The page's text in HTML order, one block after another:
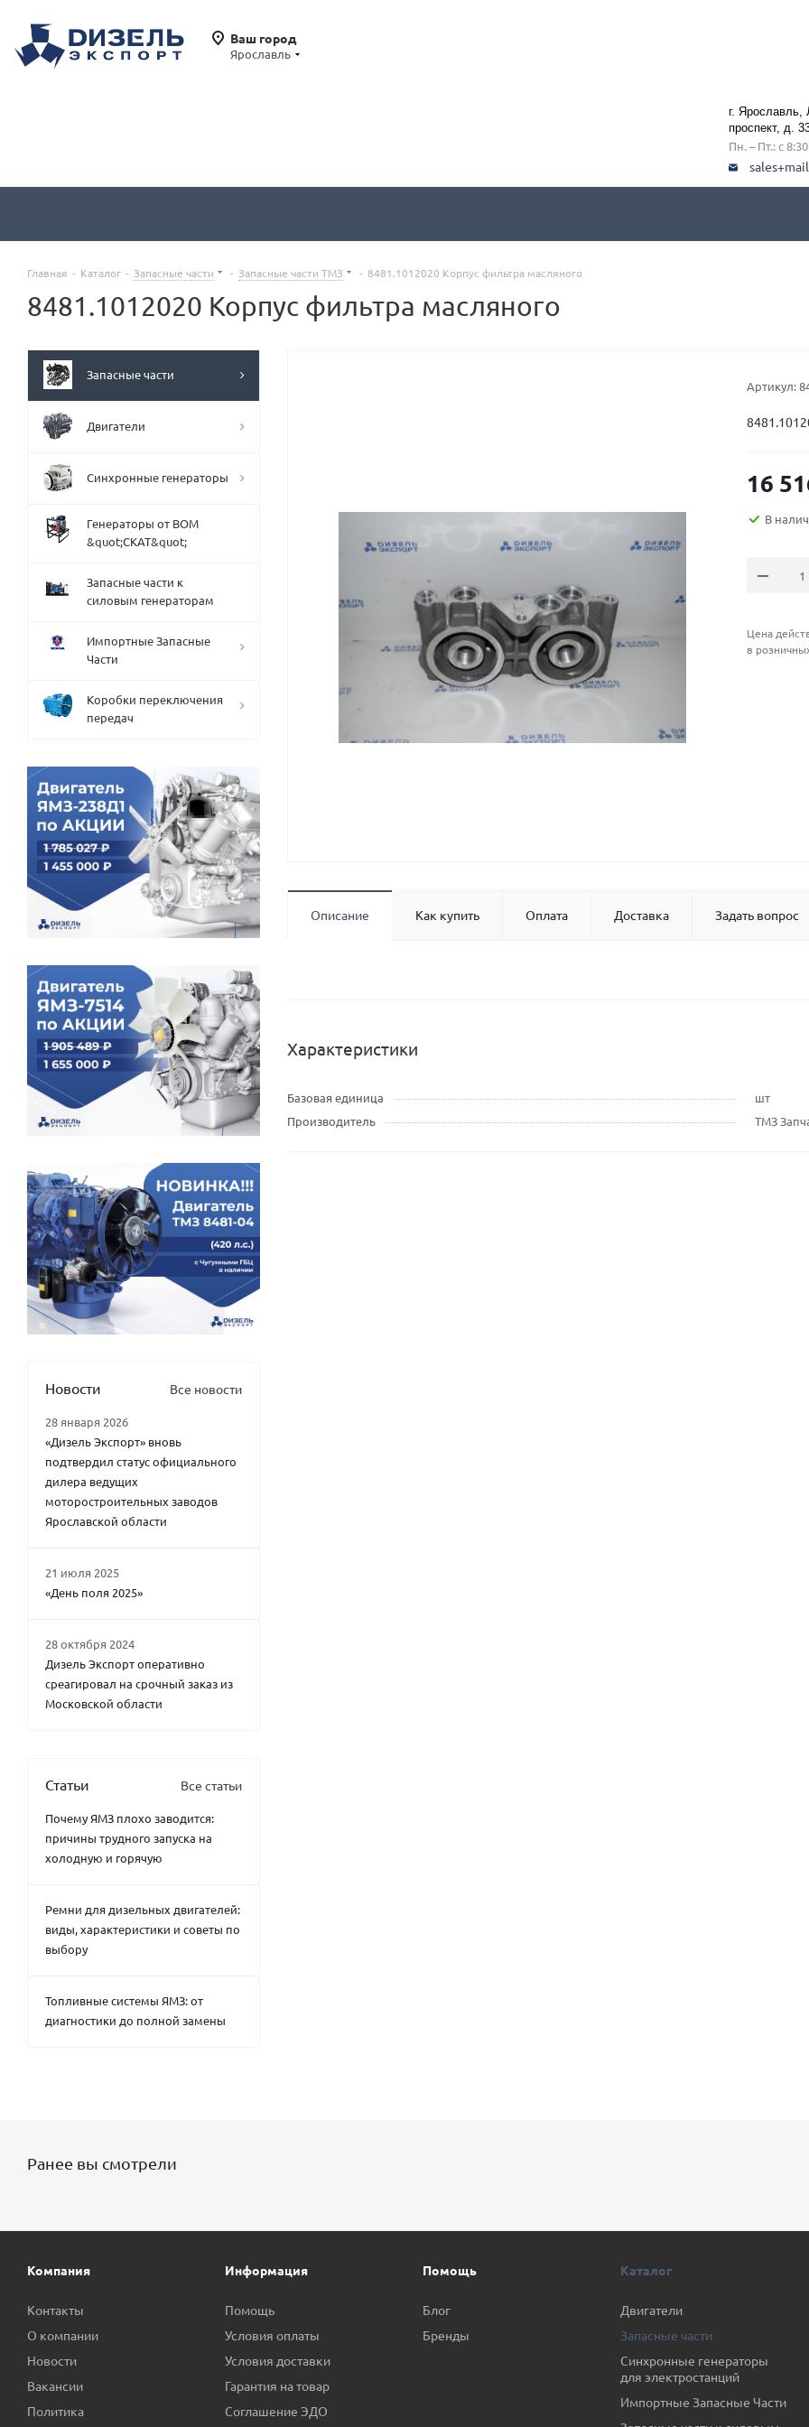
Ваш город
Ярославль
г. Ярославль,
проспект, д.
Пн. – Пт.: с
Главная - Каталог - Запасные части - Запасные части ТМЗ - 8481.1012020 Корпус фильтра масляного
8481.1012020 Корпус фильтра масляного
Артикул:
16
В
Цена
в
Описание Как купить Оплата Доставка Задать вопрос
Характеристики
Базовая единица
шт
Производитель
ТМЗ
Запасные части
Двигатели
Синхронные генераторы
Генераторы от ВОМ
&quot;СКАТ&quot;
Запасные части к
силовым генераторам
Импортные Запасные
Части
Коробки переключения
передач
Новости Все новости
28 января 2026
«Дизель Экспорт» вновь
подтвердил статус официального
дилера ведущих
моторостроительных заводов
Ярославской области
21 июля 2025
«День поля 2025»
28 октября 2024
Дизель Экспорт оперативно
среагировал на срочный заказ из
Московской области
Статьи Все статьи
Почему ЯМЗ плохо заводится:
причины трудного запуска на
холодную и горячую
Ремни для дизельных двигателей:
виды, характеристики и советы по
выбору
Топливные системы ЯМЗ: от
диагностики до полной замены
Ранее вы смотрели
Компания
Контакты
О компании
Новости
Вакансии
Политика
Информация
Помощь
Условия оплаты
Условия доставки
Гарантия на товар
Соглашение ЭДО
Помощь
Блог
Бренды
Каталог
Двигатели
Запасные части
Синхронные генераторы
для электростанций
Импортные Запасные Части